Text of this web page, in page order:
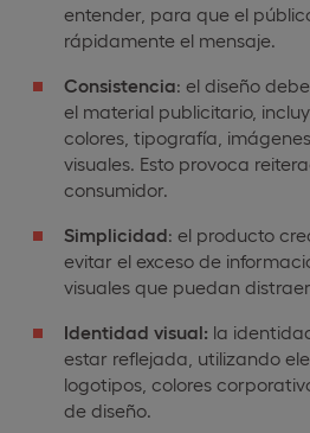
entender, para que el
rápidamente el mensaje.
Consistencia: el diseño
el material publicitario,
colores, tipografía,
visuales. Esto provoca
consumidor.
Simplicidad: el producto
evitar el exceso de
visuales que puedan
Identidad visual: la
estar reflejada, utilizando
logotipos, colores
de diseño.